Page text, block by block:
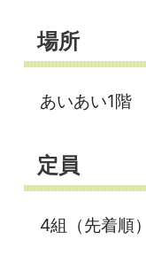
場所
あいあい1階
定員
4組（先着順